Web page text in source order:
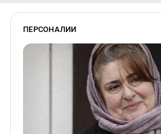
ПЕРСОНАЛИИ